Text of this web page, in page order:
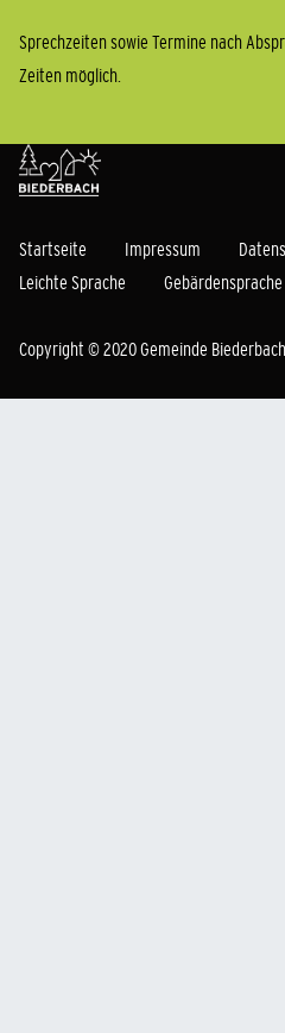
Sprechzeiten sowie Termine nach
Zeiten möglich.
Startseite Impressum
Leichte Sprache
Gebärdensprache
Copyright © 2020 Gemeinde Biederbach